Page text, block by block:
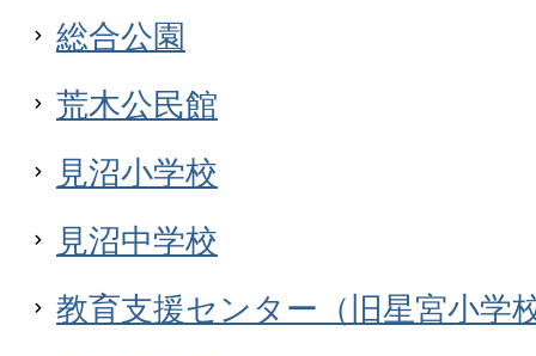
総合公園
荒木公民館
見沼小学校
見沼中学校
教育支援センター（旧星宮小学